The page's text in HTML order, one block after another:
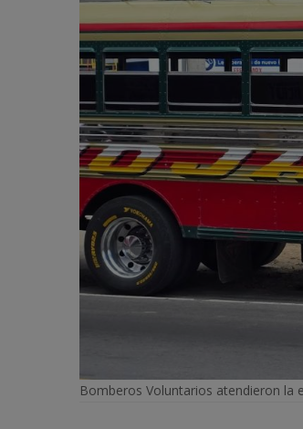
Bomberos Voluntarios atendieron la